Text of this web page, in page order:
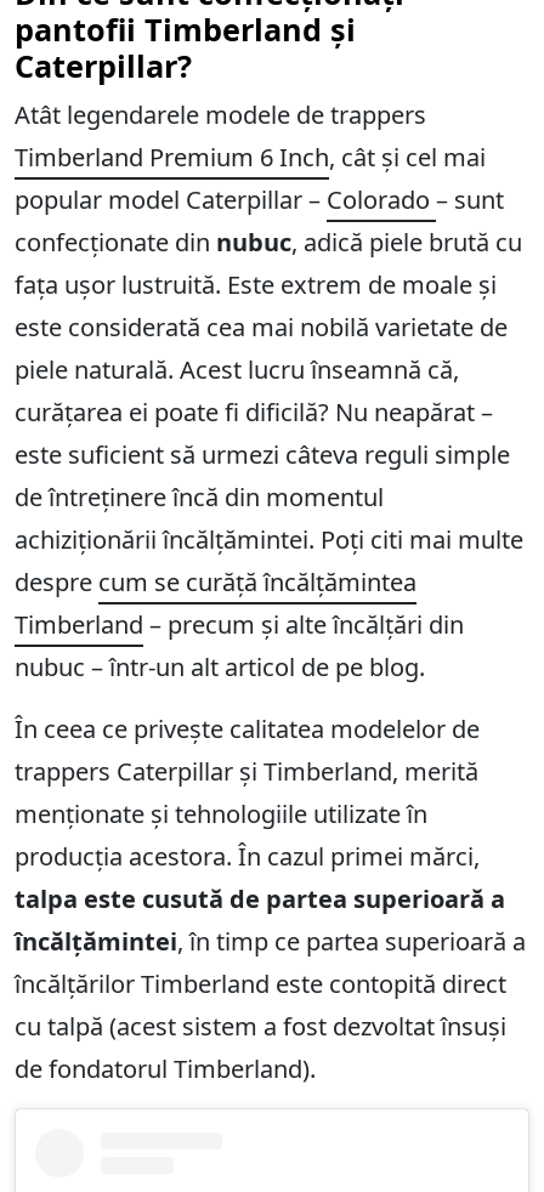
pantofii Timberland și
Caterpillar?
Atât legendarele modele de trappers
Timberland Premium 6 Inch, cât și cel mai
popular model Caterpillar – Colorado – sunt
confecționate din nubuc, adică piele brută cu
fața ușor lustruită. Este extrem de moale și
este considerată cea mai nobilă varietate de
piele naturală. Acest lucru înseamnă că,
curățarea ei poate fi dificilă? Nu neapărat –
este suficient să urmezi câteva reguli simple
de întreținere încă din momentul
achiziționării încălțămintei. Poți citi mai multe
despre cum se curăță încălțămintea
Timberland – precum și alte încălțări din
nubuc – într-un alt articol de pe blog.
În ceea ce privește calitatea modelelor de
trappers Caterpillar și Timberland, merită
menționate și tehnologiile utilizate în
producția acestora. În cazul primei mărci,
talpa este cusută de partea superioară a
încălțămintei, în timp ce partea superioară a
încălțărilor Timberland este contopită direct
cu talpă (acest sistem a fost dezvoltat însuși
de fondatorul Timberland).